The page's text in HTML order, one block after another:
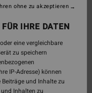
IHRE DATEN
eine vergleichbare
zu speichern
IP-Adresse) können
und Inhalte zu
Inhalten zu
ohne zu akzeptieren